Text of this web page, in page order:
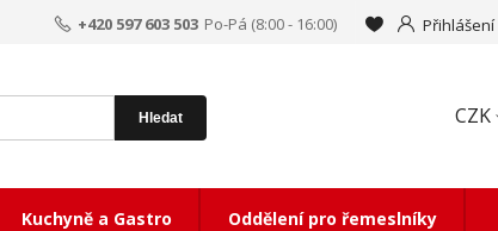
CZK
Přihlášení
Hledat
+420 597 603 503 Po-Pá (8:00 - 16:00)
Kuchyně a Gastro Oddělení pro řemeslníky